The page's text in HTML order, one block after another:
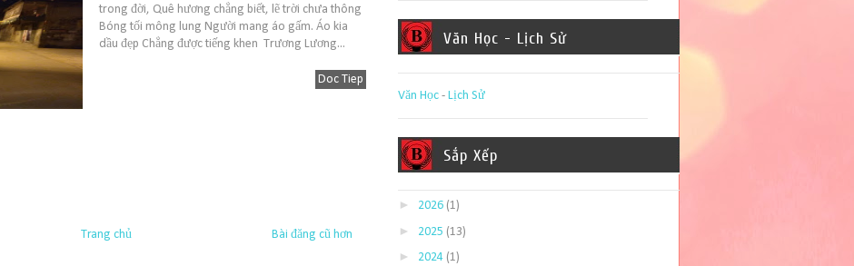
trong đời, Quê hương chẳng biết, lẽ trời chưa thông
Bóng tối mông lung Người mang áo gấm. Áo kia
dầu đẹp Chẳng được tiếng khen Trương Lương...
Doc Tiep
Bài đăng cũ hơn
Trang chủ
Văn Học - Lịch Sử
Văn Học - Lịch Sử
Sắp Xếp
► 2026 (1)
► 2025 (13)
► 2024 (1)